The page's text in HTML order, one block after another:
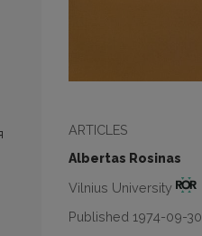
ARTICLES
Albertas Rosinas
Vilnius University
Published 1974-09-30